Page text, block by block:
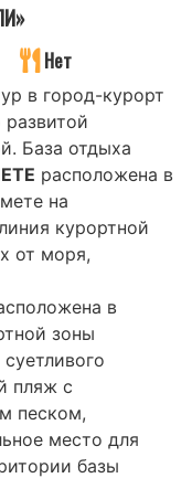
Нет
в город-курорт
База отдыха
расположена в
на
курортной
от моря,
в
зоны
пляж с
песком,
место для
базы